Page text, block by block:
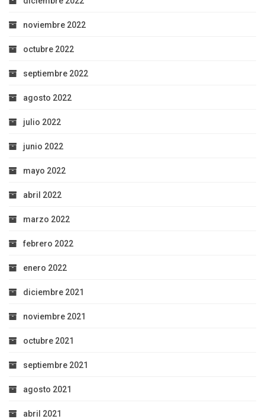
noviembre 2022
octubre 2022
septiembre 2022
agosto 2022
julio 2022
junio 2022
mayo 2022
abril 2022
marzo 2022
febrero 2022
enero 2022
diciembre 2021
noviembre 2021
octubre 2021
septiembre 2021
agosto 2021
abril 2021